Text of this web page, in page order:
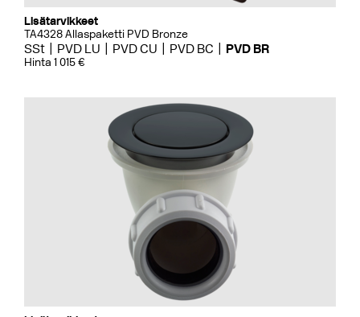
Lisätarvikkeet
TA4328 Allaspaketti PVD Bronze
SSt PVD LU PVD CU PVD BC PVD BR
Hinta 1 015 €